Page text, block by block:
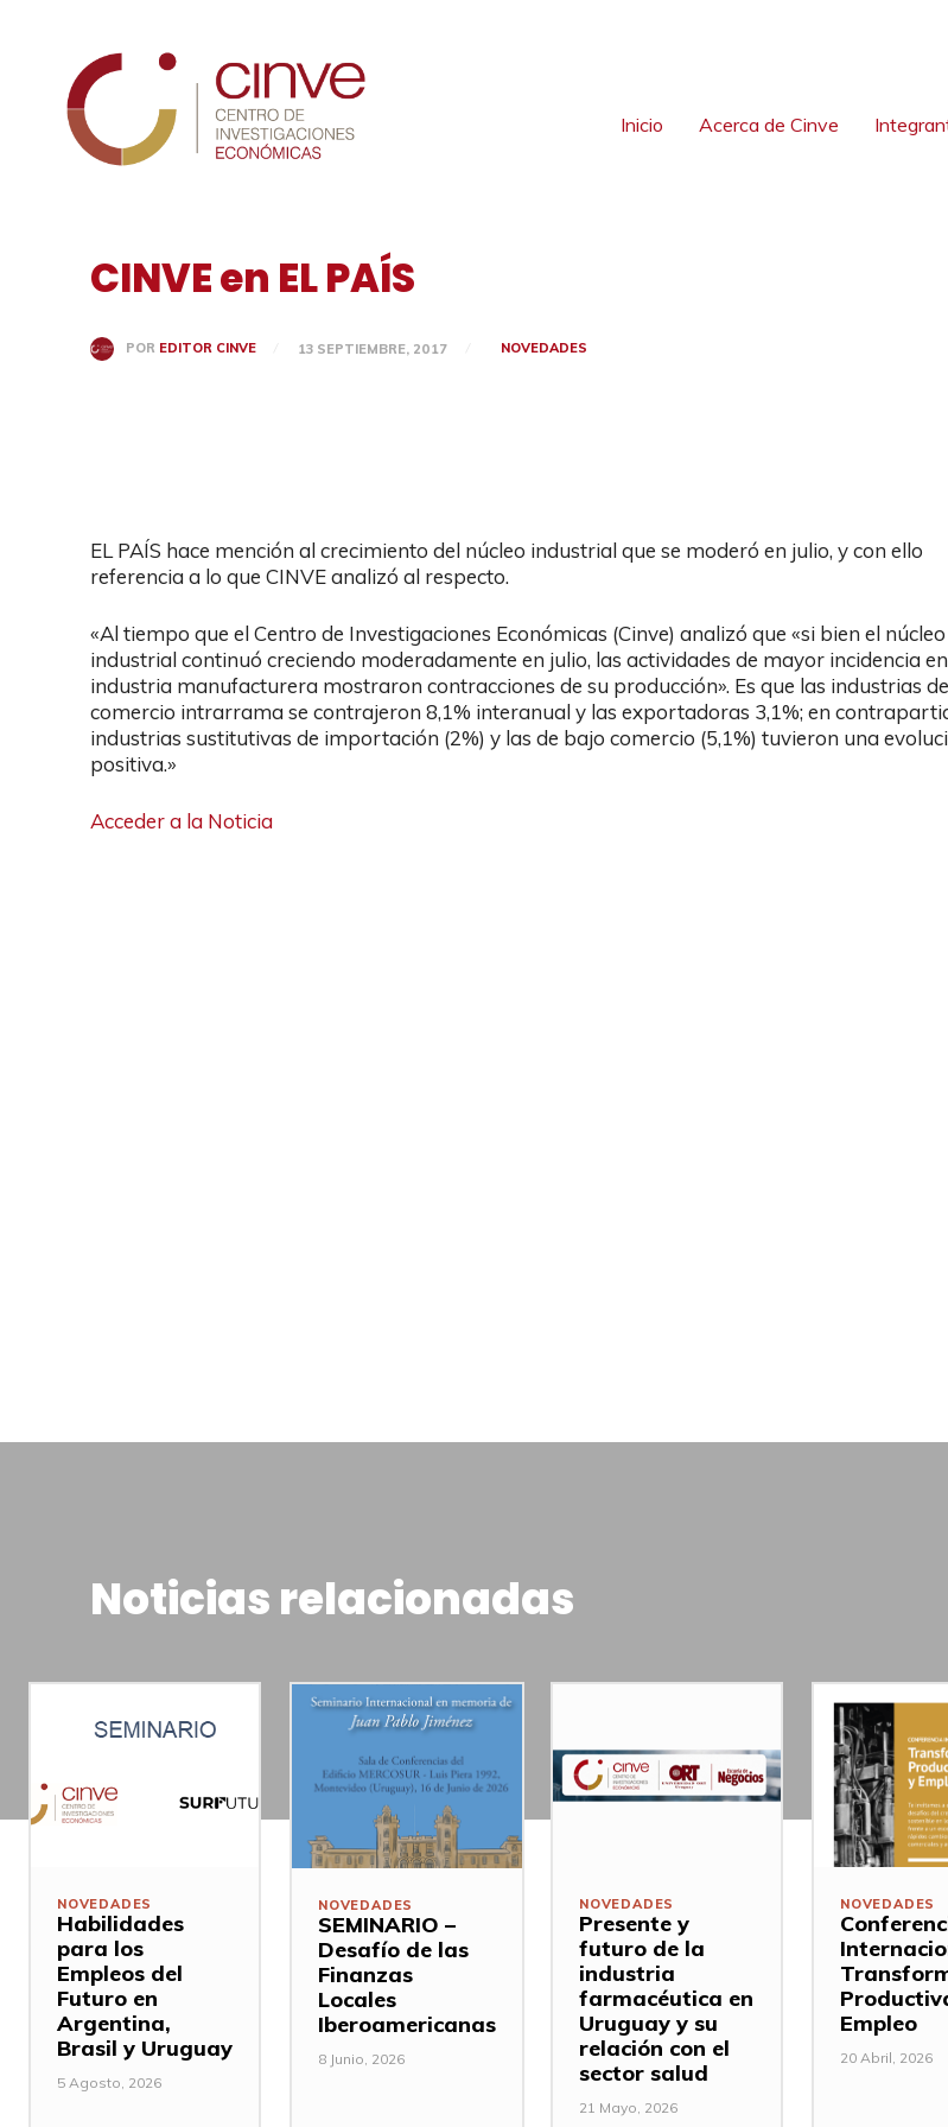
Inicio Acerca de Cinve
CINVE en EL PAÍS
POR EDITOR CINVE 13 SEPTIEMBRE, 2017 NOVEDADES
EL PAÍS hace mención al crecimiento del núcleo industrial que se moderó en julio, y con ello
referencia a lo que CINVE analizó al respecto.
«Al tiempo que el Centro de Investigaciones Económicas (Cinve) analizó que «si bien el núcleo
industrial continuó creciendo moderadamente en julio, las actividades de mayor incidencia
industria manufacturera mostraron contracciones de su producción». Es que las industrias de
comercio intrarrama se contrajeron 8,1% interanual y las exportadoras 3,1%; en
industrias sustitutivas de importación (2%) y las de bajo comercio (5,1%) tuvieron una
positiva.»
Acceder a la Noticia
Noticias relacionadas
NOVEDADES
Habilidades
para los
Empleos del
Futuro en
Argentina,
Brasil y Uruguay
5 Agosto, 2026
NOVEDADES
SEMINARIO –
Desafío de las
Finanzas
Locales
Iberoamericanas
8 Junio, 2026
NOVEDADES
Presente y
futuro de la
industria
farmacéutica en
Uruguay y su
relación con el
sector salud
21 Mayo, 2026
NOVEDADES
Empleo
20 Abril, 2026